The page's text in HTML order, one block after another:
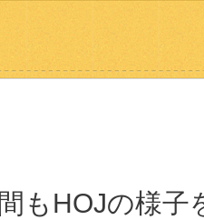
もHOJの様子